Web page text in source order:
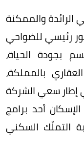
الرائدة والممكنة
رئيسي للضواحي
بجودة الحياة،
بالمملكة،
إطار سعي الشركة
أحد برامج
برفع نسبة التملّك السكني